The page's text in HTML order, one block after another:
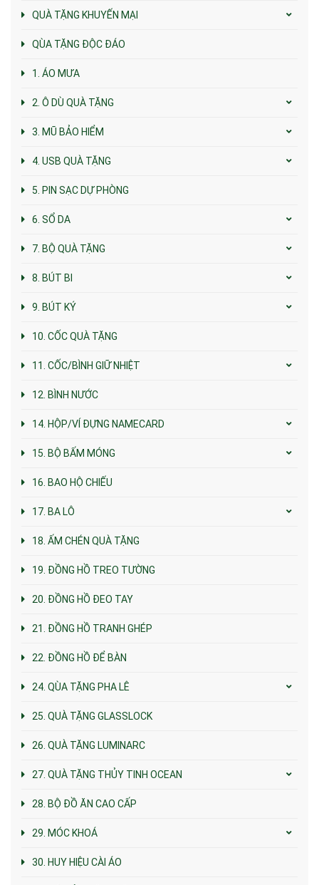
QUÀ TẶNG KHUYẾN MẠI
QÙA TẶNG ĐỘC ĐÁO
1. ÁO MƯA
2. Ô DÙ QUÀ TẶNG
3. MŨ BẢO HIỂM
4. USB QUÀ TẶNG
5. PIN SẠC DỰ PHÒNG
6. SỔ DA
7. BỘ QUÀ TẶNG
8. BÚT BI
9. BÚT KÝ
10. CỐC QUÀ TẶNG
11. CỐC/BÌNH GIỮ NHIỆT
12. BÌNH NƯỚC
14. HỘP/VÍ ĐỰNG NAMECARD
15. BỘ BẤM MÓNG
16. BAO HỘ CHIẾU
17. BA LÔ
18. ẤM CHÉN QUÀ TẶNG
19. ĐỒNG HỒ TREO TƯỜNG
20. ĐỒNG HỒ ĐEO TAY
21. ĐỒNG HỒ TRANH GHÉP
22. ĐỒNG HỒ ĐỂ BÀN
24. QÙA TẶNG PHA LÊ
25. QUÀ TẶNG GLASSLOCK
26. QUÀ TẶNG LUMINARC
27. QUÀ TẶNG THỦY TINH OCEAN
28. BỘ ĐỒ ĂN CAO CẤP
29. MÓC KHOÁ
30. HUY HIỆU CÀI ÁO